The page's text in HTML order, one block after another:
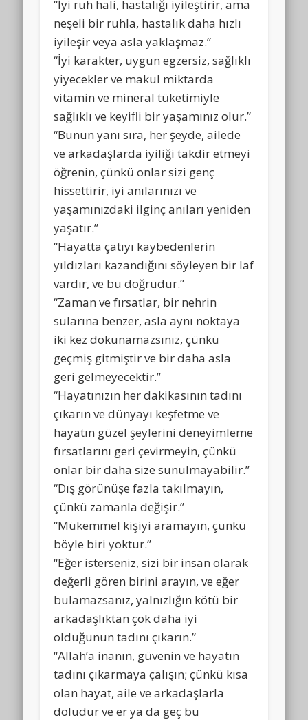
“İyi ruh hali, hastalığı iyileştirir, ama
neşeli bir ruhla, hastalık daha hızlı
iyileşir veya asla yaklaşmaz.”
“İyi karakter, uygun egzersiz, sağlıklı
yiyecekler ve makul miktarda
vitamin ve mineral tüketimiyle
sağlıklı ve keyifli bir yaşamınız olur.”
“Bunun yanı sıra, her şeyde, ailede
ve arkadaşlarda iyiliği takdir etmeyi
öğrenin, çünkü onlar sizi genç
hissettirir, iyi anılarınızı ve
yaşamınızdaki ilginç anıları yeniden
yaşatır.”
“Hayatta çatıyı kaybedenlerin
yıldızları kazandığını söyleyen bir laf
vardır, ve bu doğrudur.”
“Zaman ve fırsatlar, bir nehrin
sularına benzer, asla aynı noktaya
iki kez dokunamazsınız, çünkü
geçmiş gitmiştir ve bir daha asla
geri gelmeyecektir.”
“Hayatınızın her dakikasının tadını
çıkarın ve dünyayı keşfetme ve
hayatın güzel şeylerini deneyimleme
fırsatlarını geri çevirmeyin, çünkü
onlar bir daha size sunulmayabilir.”
“Dış görünüşe fazla takılmayın,
çünkü zamanla değişir.”
“Mükemmel kişiyi aramayın, çünkü
böyle biri yoktur.”
“Eğer isterseniz, sizi bir insan olarak
değerli gören birini arayın, ve eğer
bulamazsanız, yalnızlığın kötü bir
arkadaşlıktan çok daha iyi
olduğunun tadını çıkarın.”
“Allah’a inanın, güvenin ve hayatın
tadını çıkarmaya çalışın; çünkü kısa
olan hayat, aile ve arkadaşlarla
doludur ve er ya da geç bu